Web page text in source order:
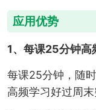
应用优势
1、每课25分钟高
每课25分钟，随
高频学习好过周末